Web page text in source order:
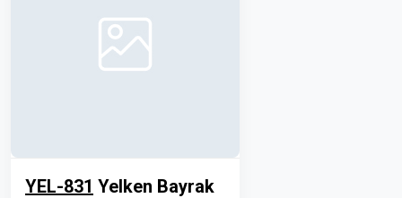
YEL-831 Yelken Bayrak